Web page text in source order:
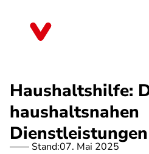
Haushaltshilfe:
haushaltsnahen
Stand:07. Mai 2025